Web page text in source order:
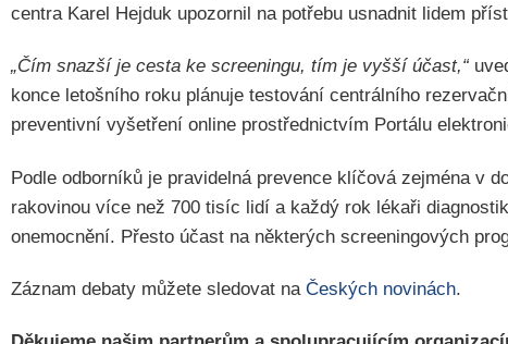
centra Karel Hejduk upozornil na potřebu usnadnit lidem
„Čím snazší je cesta ke screeningu, tím je vyšší účast,“
konce letošního roku plánuje testování centrálního
preventivní vyšetření online prostřednictvím Portálu
Podle odborníků je pravidelná prevence klíčová zejména v
rakovinou více než 700 tisíc lidí a každý rok lékaři
onemocnění. Přesto účast na některých screeningových
Záznam debaty můžete sledovat na Českých novinách.